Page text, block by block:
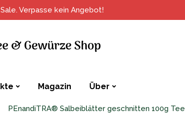
Verpasse kein Angebot!
Magazin Über
PEnandiTRA® Salbeiblätter geschnitten 100g Tee